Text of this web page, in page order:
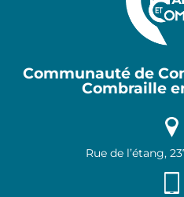
Communauté de
Combraille
Rue de l’étang,